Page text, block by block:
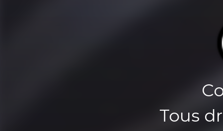
Tous